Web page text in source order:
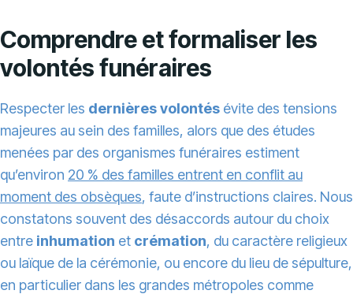
Comprendre et formaliser les
volontés funéraires
Respecter les dernières volontés évite des tensions
majeures au sein des familles, alors que des études
menées par des organismes funéraires estiment
qu’environ 20 % des familles entrent en conflit au
moment des obsèques, faute d’instructions claires. Nous
constatons souvent des désaccords autour du choix
entre inhumation et crémation, du caractère religieux
ou laïque de la cérémonie, ou encore du lieu de sépulture,
en particulier dans les grandes métropoles comme